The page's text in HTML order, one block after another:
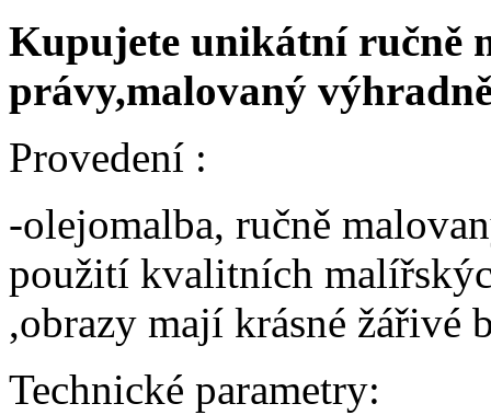
Kupujete unikátní ručně
právy,malovaný
Provedení :
-olejomalba, ručně
použití kvalitních
,obrazy mají krásné žářivé
Technické parametry: